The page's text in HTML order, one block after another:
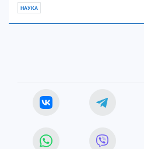
НАУКА